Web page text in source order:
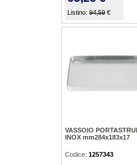
Listino: 94,59 €
VASSOIO
INOX mm284x183x17
Codice: 1257343